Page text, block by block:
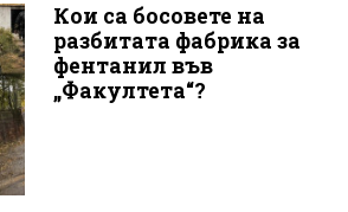
Кои са босовете на
разбитата фабрика за
фентанил във
„Факултета“?